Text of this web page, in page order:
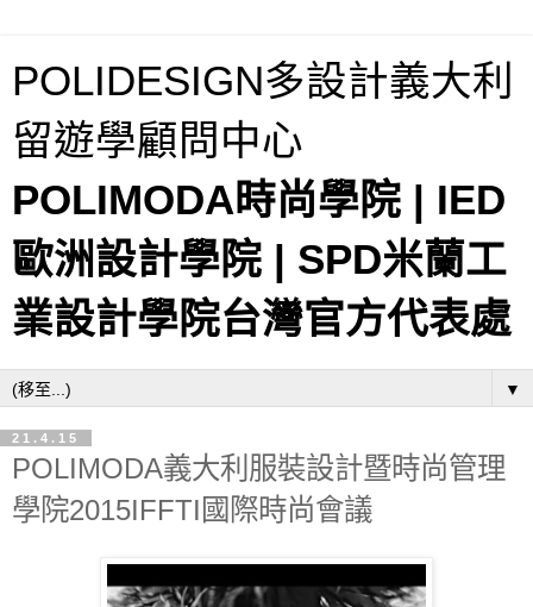
POLIDESIGN多設計義大利
留遊學顧問中心
POLIMODA時尚學院 | IED
歐洲設計學院 | SPD米蘭工
業設計學院台灣官方代表處
▼
21.4.15
POLIMODA義大利服裝設計暨時尚管理
學院2015IFFTI國際時尚會議